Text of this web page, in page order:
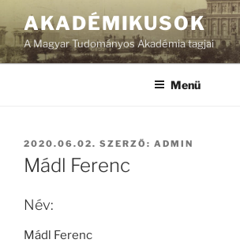
AKADÉMIKUSOK
A Magyar Tudományos Akadémia tagjai
Menü
BEKÜLDVE:
2020.06.02. SZERZŐ: ADMIN
Mádl Ferenc
Név:
Mádl Ferenc